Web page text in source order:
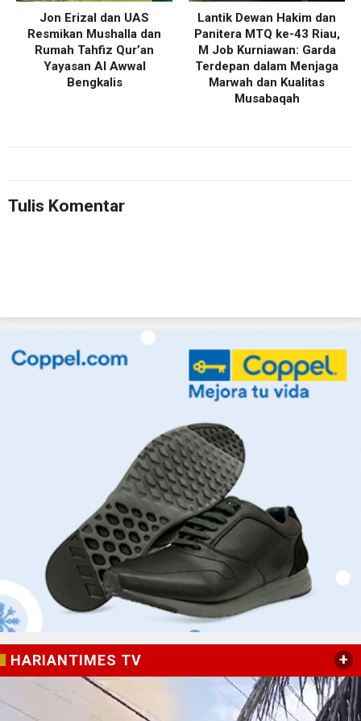
Jon Erizal dan UAS
Resmikan Mushalla dan
Rumah Tahfiz Qur’an
Yayasan Al Awwal
Bengkalis
Lantik Dewan Hakim dan
Panitera MTQ ke-43 Riau,
M Job Kurniawan: Garda
Terdepan dalam Menjaga
Marwah dan Kualitas
Musabaqah
Tulis Komentar
HARIANTIMES TV +